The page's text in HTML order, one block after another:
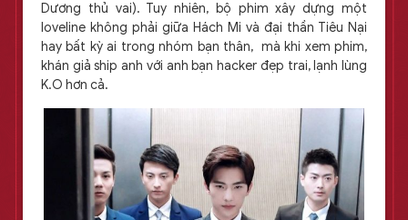
Dương thủ vai). Tuy nhiên, bộ phim xây dựng một
loveline không phải giữa Hách Mi và đại thần Tiêu Nại
hay bất kỳ ai trong nhóm bạn thân, mà khi xem phim,
khán giả ship anh với anh bạn hacker đẹp trai, lạnh lùng
K.O hơn cả.